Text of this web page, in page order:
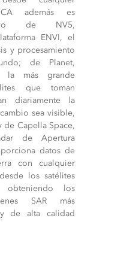
además es
de NV5,
ENVI, el
y procesamiento
de Planet,
la más grande
que toman
diariamente la
sea visible,
de Capella Space,
de Apertura
datos de
con cualquier
los satélites
obteniendo los
SAR más
de alta calidad